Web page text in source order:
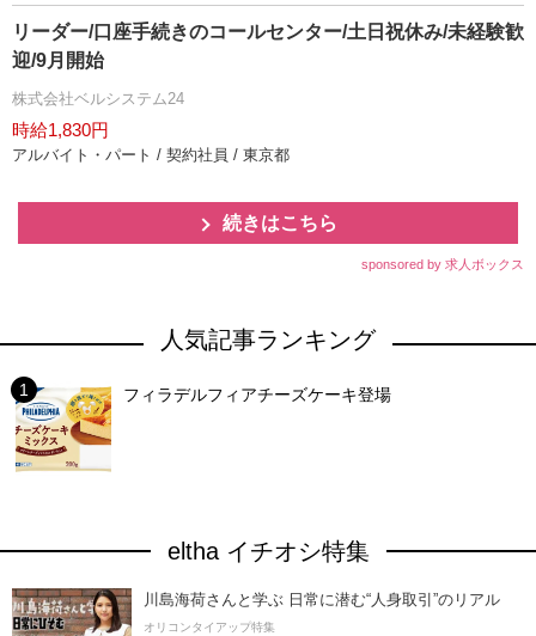
リーダー/口座手続きのコールセンター/土日祝休み/未経験歓
迎/9月開始
株式会社ベルシステム24
時給1,830円
アルバイト・パート / 契約社員 / 東京都
続きはこちら
sponsored by 求人ボックス
人気記事ランキング
フィラデルフィアチーズケーキ登場
eltha イチオシ特集
川島海荷さんと学ぶ 日常に潜む“人身取引”のリアル
オリコンタイアップ特集